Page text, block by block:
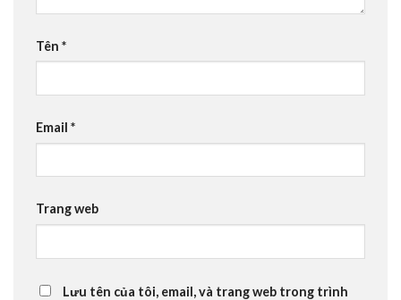
Tên *
Email *
Trang web
Lưu tên của tôi, email, và trang web trong trình